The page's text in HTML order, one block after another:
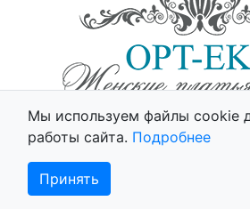
Политика
Мы используем файлы cookie
работы сайта. Подробнее
Принять